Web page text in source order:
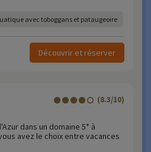
avec toboggans et pataugeoire
Découvrir et réserver
(8.3/10)
dans un domaine 5* à
avez le choix entre vacances